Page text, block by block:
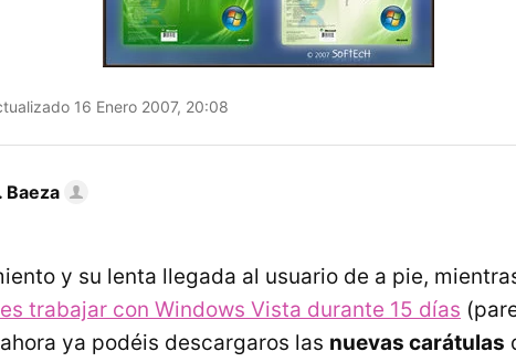
16 Enero 2007, 20:08
Baeza
y su lenta llegada al usuario de a pie,
trabajar con Windows Vista durante 15 días
ya podéis descargaros las nuevas carátulas